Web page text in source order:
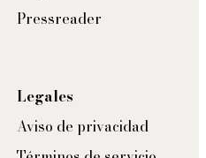
Pressreader
Legales
Aviso de privacidad